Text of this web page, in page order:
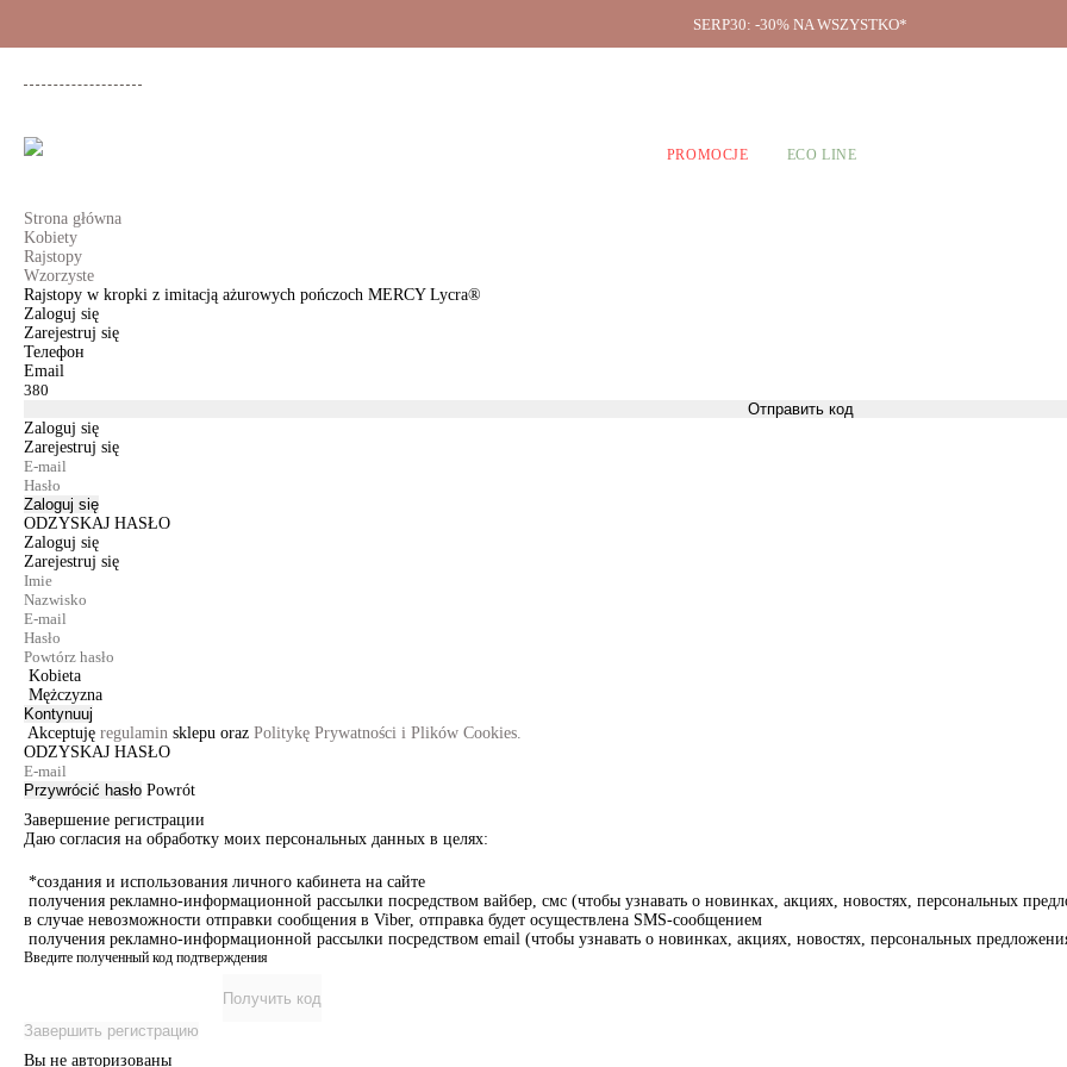
SERP30: -30% NA WSZYSTKO*
PROMOCJE ECO LINE
Strona główna
Kobiety
Rajstopy
Wzorzyste
Rajstopy w kropki z imitacją ażurowych pończoch MERCY Lycra®
Zaloguj się
Zarejestruj się
Телефон
Email
Отправить код
Zaloguj się
Zarejestruj się
Zaloguj się
ODZYSKAJ HASŁO
Zaloguj się
Zarejestruj się
Kobieta
Mężczyzna
Kontynuuj
Akceptuję regulamin sklepu oraz Politykę Prywatności i Plików Cookies.
ODZYSKAJ HASŁO
Przywrócić hasło Powrót
Завершение регистрации
Даю согласия на обработку моих персональных данных в целях:
*создания и использования личного кабинета на сайте
получения рекламно-информационной рассылки посредством вайбер, смс (чтобы узнавать о новинках, акциях, новостях, персональных
в случае невозможности отправки сообщения в Viber, отправка будет осуществлена SMS-сообщением
получения рекламно-информационной рассылки посредством email (чтобы узнавать о новинках, акциях, новостях, персональных
Введите полученный код подтверждения
Получить код
Завершить регистрацию
Вы не авторизованы